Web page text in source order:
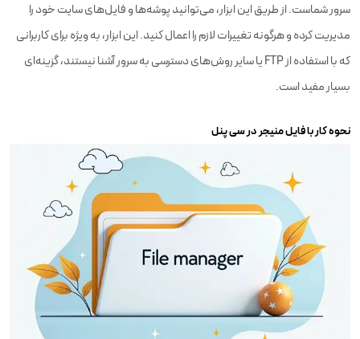
سرور شماست. از طریق این ابزار، می‌توانید پوشه‌ها و فایل‌های سایت خود را
مدیریت کرده و هرگونه تغییرات لازم را اعمال کنید. این ابزار، به ویژه برای کاربرانی
که با استفاده از FTP یا سایر روش‌های دسترسی به سرور آشنا نیستند، گزینه‌ای
بسیار مفید است.
نحوه کار با فایل منیجر در سی پنل